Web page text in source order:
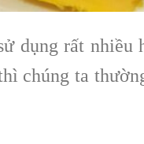
dụng rất nhiều
chúng ta